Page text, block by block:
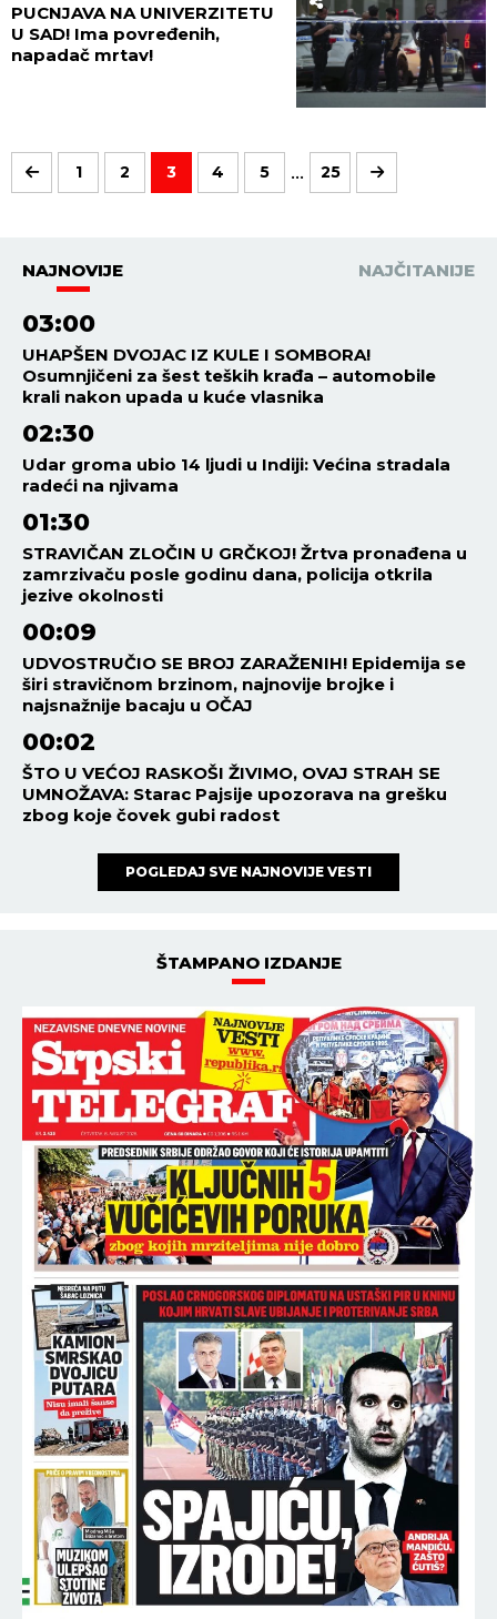
PUCNJAVA NA UNIVERZITETU
U SAD! Ima povređenih,
napadač mrtav!
1 2 3 4 5 ... 25
NAJNOVIJE NAJČITANIJE
03:00
UHAPŠEN DVOJAC IZ KULE I SOMBORA!
Osumnjičeni za šest teških krađa – automobile
krali nakon upada u kuće vlasnika
02:30
Udar groma ubio 14 ljudi u Indiji: Većina stradala
radeći na njivama
01:30
STRAVIČAN ZLOČIN U GRČKOJ! Žrtva pronađena u
zamrzivaču posle godinu dana, policija otkrila
jezive okolnosti
00:09
UDVOSTRUČIO SE BROJ ZARAŽENIH! Epidemija se
širi stravičnom brzinom, najnovije brojke i
najsnažnije bacaju u OČAJ
00:02
ŠTO U VEĆOJ RASKOŠI ŽIVIMO, OVAJ STRAH SE
UMNOŽAVA: Starac Pajsije upozorava na grešku
zbog koje čovek gubi radost
POGLEDAJ SVE NAJNOVIJE VESTI
ŠTAMPANO IZDANJE